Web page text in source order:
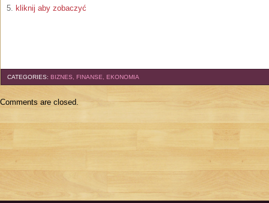
5. kliknij aby zobaczyć
CATEGORIES: BIZNES, FINANSE, EKONOMIA
Comments are closed.